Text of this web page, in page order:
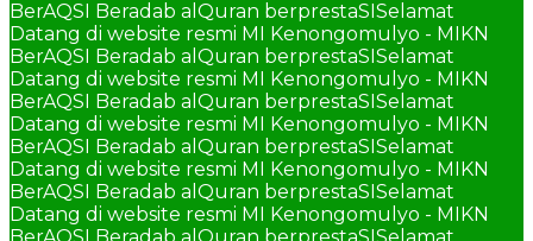
BerAQSI Beradab alQuran berprestaSISelamat
Datang di website resmi MI Kenongomulyo - MIKN
BerAQSI Beradab alQuran berprestaSISelamat
Datang di website resmi MI Kenongomulyo - MIKN
BerAQSI Beradab alQuran berprestaSISelamat
Datang di website resmi MI Kenongomulyo - MIKN
BerAQSI Beradab alQuran berprestaSISelamat
Datang di website resmi MI Kenongomulyo - MIKN
BerAQSI Beradab alQuran berprestaSISelamat
Datang di website resmi MI Kenongomulyo - MIKN